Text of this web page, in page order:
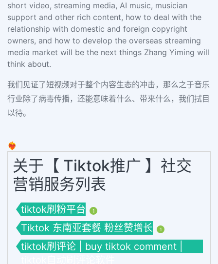
short video, streaming media, AI music, musician
support and other rich content, how to deal with the
relationship with domestic and foreign copyright
owners, and how to develop the overseas streaming
media market will be the next things Zhang Yiming will
think about.
我们见证了短视频对于整个内容生态的冲击，那么之于音乐
行业除了病毒传播，还能意味着什么、带来什么，我们拭目
以待。
❤️‍🔥
关于【 Tiktok推广 】社交
营销服务列表
tiktok刷粉平台 1
Tiktok 东南亚套餐 粉丝赞增长 1
tiktok刷评论 | buy tiktok comment |